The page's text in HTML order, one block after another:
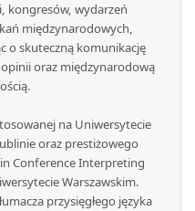
kongresów, wydarzeń
międzynarodowych,
o skuteczną komunikację
oraz międzynarodową
na Uniwersytecie
oraz prestiżowego
Conference Interpreting
Warszawskim.
przysięgłego języka